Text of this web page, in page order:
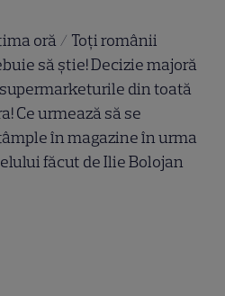
oră / Toți românii
să știe! Decizie majoră
din toată
Ce urmează să se
în magazine în urma
făcut de Ilie Bolojan